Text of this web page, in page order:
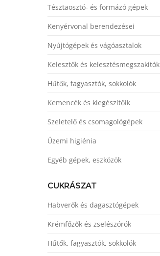
Tésztaosztó- és formázó gépek
Kenyérvonal berendezései
Nyújtógépek és vágóasztalok
Kelesztők és kelesztésmegszakítók
Hűtők, fagyasztók, sokkolók
Kemencék és kiegészítőik
Szeletelő és csomagológépek
Üzemi higiénia
Egyéb gépek, eszközök
CUKRÁSZAT
Habverők és dagasztógépek
Krémfőzők és zselészórók
Hűtők, fagyasztók, sokkolók